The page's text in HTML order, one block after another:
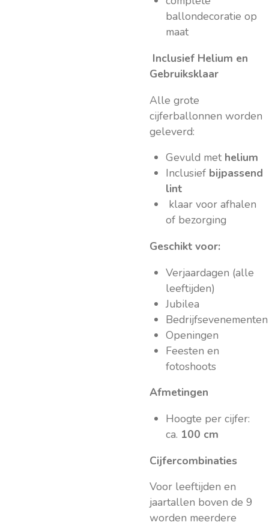
ballondecoratie op
maat
Inclusief Helium en
Gebruiksklaar
Alle grote
cijferballonnen worden
geleverd:
Gevuld met helium
Inclusief bijpassend
lint
klaar voor afhalen
of bezorging
Geschikt voor:
Verjaardagen (alle
leeftijden)
Jubilea
Bedrijfsevenementen
Openingen
Feesten en
fotoshoots
Afmetingen
Hoogte per cijfer:
ca. 100 cm
Cijfercombinaties
Voor leeftijden en
jaartallen boven de 9
worden meerdere